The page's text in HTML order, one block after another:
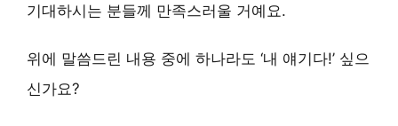
기대하시는 분들께 만족스러울 거예요.
위에 말씀드린 내용 중에 하나라도 ‘내 얘기다!’ 싶으
신가요?